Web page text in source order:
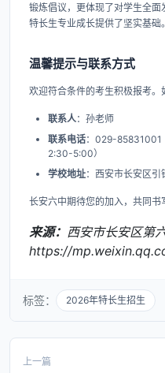
锻炼倡议，更体现了对学生全
特长生专业成长提供了坚实基础。
温馨提示与联系方式
欢迎符合条件的考生积极报考。
联系人：孙老师
联系电话：029-85831001
2:30-5:00）
学校地址：西安市长安区
长安六中期待您的加入，共同书
来源： 西安市长安区第
https://
标签： 2026年特长生招生
上一篇